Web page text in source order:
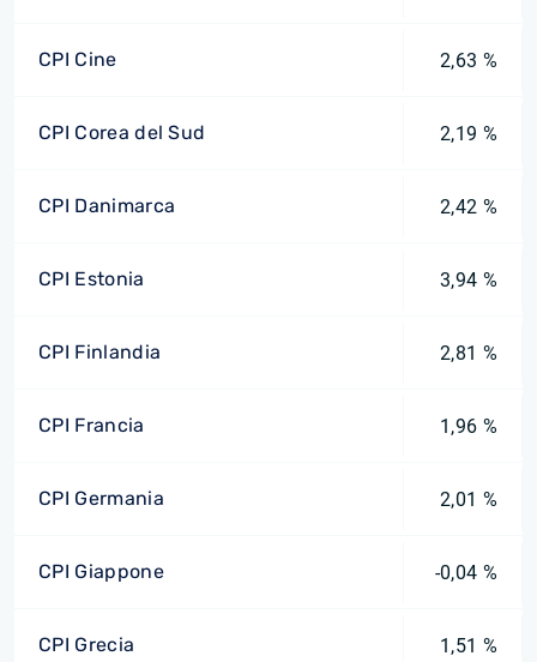
CPI Cine 2,63 %
CPI Corea del Sud 2,19 %
CPI Danimarca 2,42 %
CPI Estonia 3,94 %
CPI Finlandia 2,81 %
CPI Francia 1,96 %
CPI Germania 2,01 %
CPI Giappone -0,04 %
CPI Grecia 1,51 %